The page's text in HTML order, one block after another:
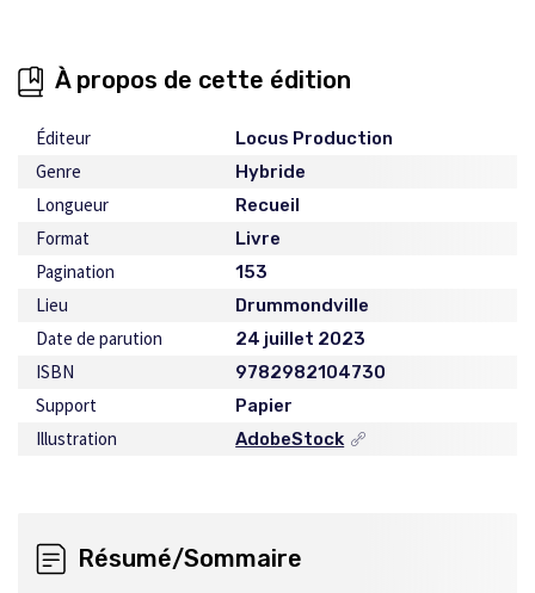
À propos de cette édition
Éditeur Locus Production
Genre Hybride
Longueur Recueil
Format Livre
Pagination 153
Lieu Drummondville
Date de parution 24 juillet 2023
ISBN 9782982104730
Support Papier
Illustration AdobeStock
Ce
nouvelle
Résumé/Sommaire